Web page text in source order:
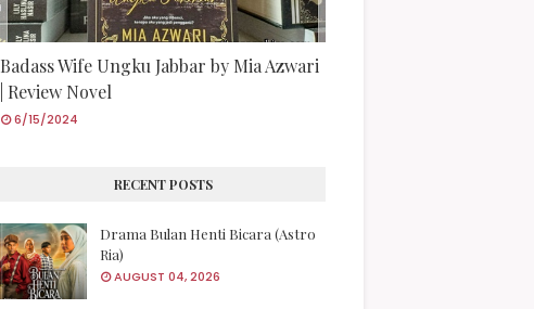
Badass Wife Ungku Jabbar by Mia Azwari
| Review Novel
6/15/2024
RECENT POSTS
Drama Bulan Henti Bicara (Astro
Ria)
AUGUST 04, 2026